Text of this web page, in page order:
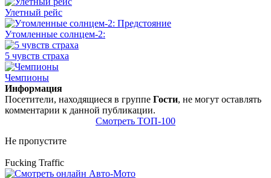
Улетный рейс
Утомленные солнцем-2:
5 чувств страха
Чемпионы
Информация
Посетители, находящиеся в группе Гости, не могут оставлять
комментарии к данной публикации.
Смотреть ТОП-100
Не пропустите
Fucking Traffic